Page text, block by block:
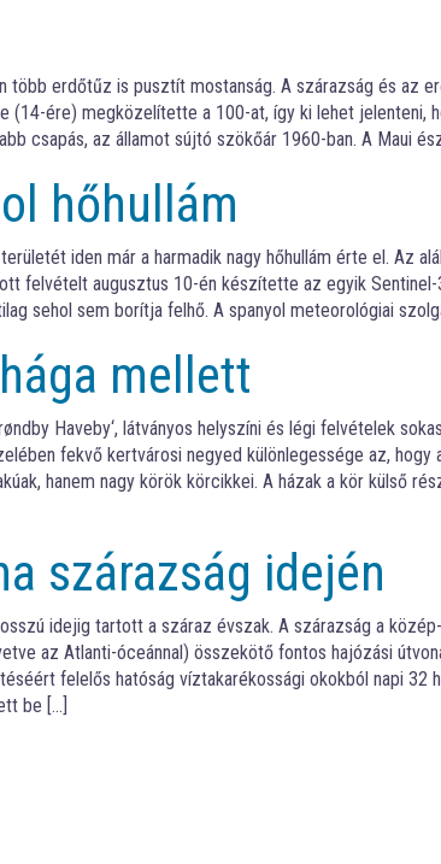
több erdőtűz is pusztít mostanság. A szárazság és az
(14-ére) megközelítette a 100-at, így ki lehet jelenteni,
csapás, az államot sújtó szökőár 1960-ban. A Maui
hőhullám
iden már a harmadik nagy hőhullám érte el. Az
felvételt augusztus 10-én készítette az egyik
sehol sem borítja felhő. A spanyol meteorológiai
mellett
Haveby‘, látványos helyszíni és légi felvételek
fekvő kertvárosi negyed különlegessége az, hogy
hanem nagy körök körcikkei. A házak a kör külső
szárazság idején
idejig tartott a száraz évszak. A szárazság a
az Atlanti-óceánnal) összekötő fontos hajózási
felelős hatóság víztakarékossági okokból napi 32
be […]